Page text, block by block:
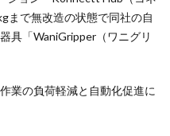
まで無改造の状態で同社の自
具「WaniGripper（ワニグリ
業の負荷軽減と自動化促進に